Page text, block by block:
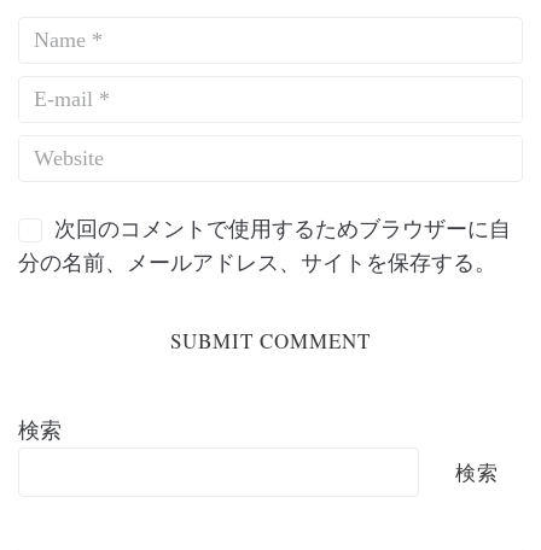
次回のコメントで使用するためブラウザーに自
分の名前、メールアドレス、サイトを保存する。
検索
検索